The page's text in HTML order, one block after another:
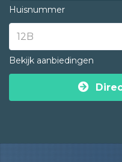
Huisnummer
Bekijk aanbiedingen